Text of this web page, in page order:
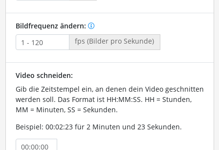
Bildfrequenz ändern:
fps (Bilder pro Sekunde)
Video schneiden:
Gib die Zeitstempel ein, an denen dein Video geschnitten
werden soll. Das Format ist HH:MM:SS. HH = Stunden,
MM = Minuten, SS = Sekunden.
Beispiel: 00:02:23 für 2 Minuten und 23 Sekunden.